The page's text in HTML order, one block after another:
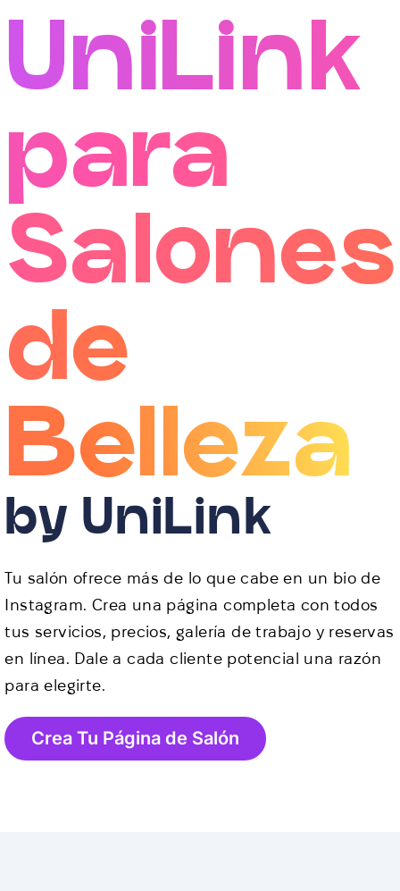
UniLink
para
Salones
de
Belleza
by UniLink
Tu salón ofrece más de lo que cabe en un bio de
Instagram. Crea una página completa con todos
tus servicios, precios, galería de trabajo y reservas
en línea. Dale a cada cliente potencial una razón
para elegirte.
Crea Tu Página de Salón